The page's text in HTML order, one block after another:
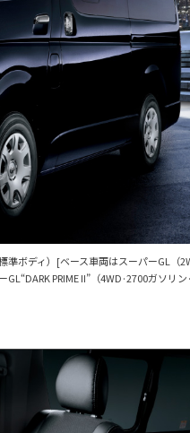
準ボディ）[ベース車両はスーパーGL
PRIME II”（4WD·2700ガソ